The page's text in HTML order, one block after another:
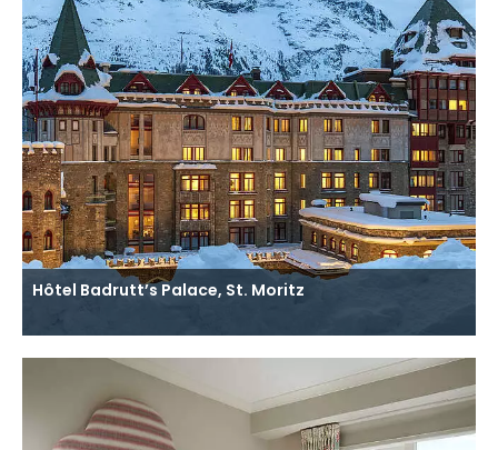
Hôtel Badrutt’s Palace, St. Moritz